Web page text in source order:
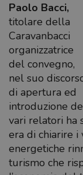
Paolo Bacci,
titolare della
Caravanbacci
organizzatrice
del convegno,
nel suo
di apertura ed
introduzione
vari relatori ha
era di chiarire i
energetiche
turismo che